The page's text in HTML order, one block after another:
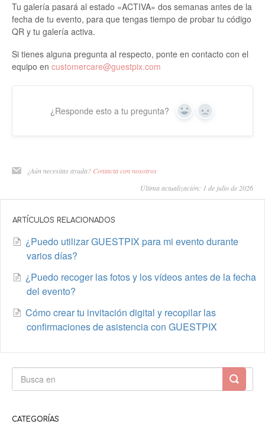
Tu galería pasará al estado «ACTIVA» dos semanas antes de la
fecha de tu evento, para que tengas tiempo de probar tu código
QR y tu galería activa.
Si tienes alguna pregunta al respecto, ponte en contacto con el
equipo en customercare@guestpix.com
¿Responde esto a tu pregunta? Sí No
¿Aún necesitas ayuda? Contacta con nosotros
Última actualización: 1 de julio de 2026
ARTÍCULOS RELACIONADOS
¿Puedo utilizar GUESTPIX para mi evento durante
varios días?
¿Puedo recoger las fotos y los vídeos antes de la fecha
del evento?
Cómo crear tu invitación digital y recopilar las
confirmaciones de asistencia con GUESTPIX
CATEGORÍAS